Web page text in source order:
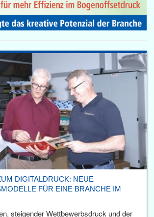
DIGITALDRUCK: NEUE
FÜR EINE BRANCHE IM
steigender Wettbewerbsdruck und der